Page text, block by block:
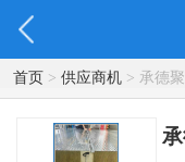
首页> 供应商机> 承德
抗氧化